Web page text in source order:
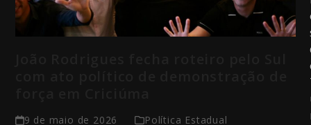
9 de maio de 2026 Política Estadual